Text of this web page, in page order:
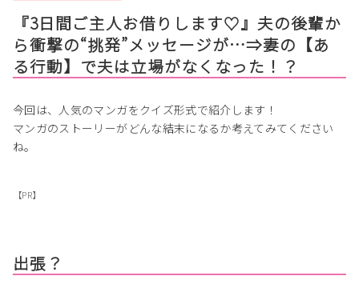
『3日間ご主人お借りします♡』夫の後輩か
ら衝撃の“挑発”メッセージが…⇒妻の【あ
る行動】で夫は立場がなくなった！？
今回は、人気のマンガをクイズ形式で紹介します！
マンガのストーリーがどんな結末になるか考えてみてください
ね。
【PR】
出張？